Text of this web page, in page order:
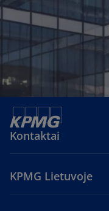
a
b
Kontaktai
KPMG Lietuvoje